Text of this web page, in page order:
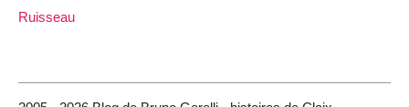
Ruisseau